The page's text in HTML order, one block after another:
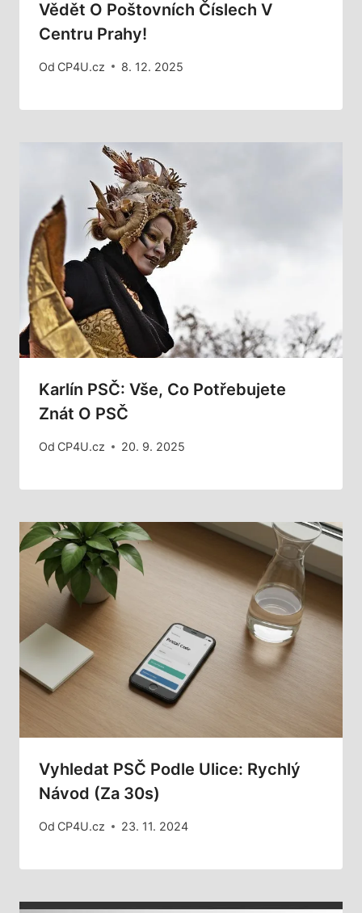
Vědět O Poštovních Číslech V
Centru Prahy!
Od CP4U.cz 8. 12. 2025
Karlín PSČ: Vše, Co Potřebujete
Znát O PSČ
Od CP4U.cz 20. 9. 2025
Vyhledat PSČ Podle Ulice: Rychlý
Návod (za 30s)
Od CP4U.cz 23. 11. 2024